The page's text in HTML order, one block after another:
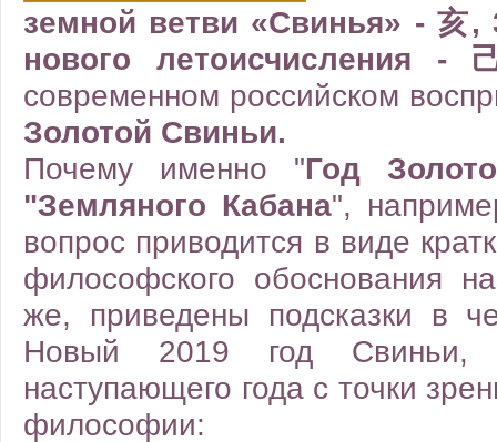
земной ветви «Свинья» - 亥,
нового летоисчисления -
современном российском
Золотой Свиньи.
Почему именно "Год
"Земляного Кабана",
вопрос приводится в виде
философского обоснования
же, приведены подсказки в
Новый 2019 год Свиньи,
наступающего года с точки
философии: